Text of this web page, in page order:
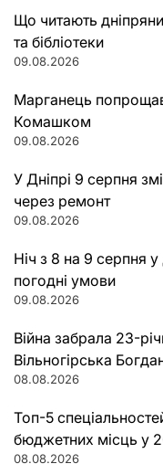
Що читають
та бібліотеки
09.08.2026
Марганець
Комашком
09.08.2026
У Дніпрі 9 серпня
через ремонт
09.08.2026
Ніч з 8 на 9 серпня у
погодні умови
09.08.2026
Війна забрала 23-
Вільногірська
08.08.2026
Топ-5
бюджетних місць у
08.08.2026